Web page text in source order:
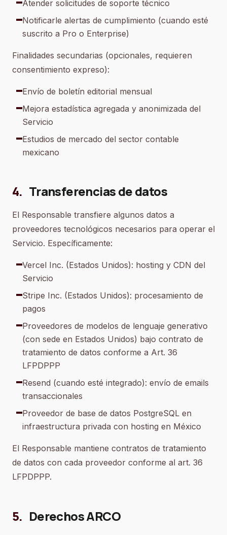
Atender solicitudes de soporte técnico
Notificarle alertas de cumplimiento (cuando esté
suscrito a Pro o Enterprise)
Finalidades secundarias (opcionales, requieren
consentimiento expreso):
Envío de boletín editorial mensual
Mejora estadística agregada y anonimizada del
Servicio
Estudios de mercado del sector contable
mexicano
4. Transferencias de datos
El Responsable transfiere algunos datos a
proveedores tecnológicos necesarios para operar el
Servicio. Específicamente:
Vercel Inc. (Estados Unidos): hosting y CDN del
Servicio
Stripe Inc. (Estados Unidos): procesamiento de
pagos
Proveedores de modelos de lenguaje generativo
(con sede en Estados Unidos) bajo contrato de
tratamiento de datos conforme a Art. 36
LFPDPPP
Resend (cuando esté integrado): envío de emails
transaccionales
Proveedor de base de datos PostgreSQL en
infraestructura privada con hosting en México
El Responsable mantiene contratos de tratamiento
de datos con cada proveedor conforme al art. 36
LFPDPPP.
5. Derechos ARCO